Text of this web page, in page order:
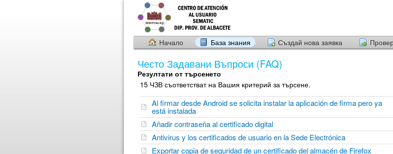
Начало База знания Създай нова заявка
Често Задавани Въпроси (FAQ)
Резултати от търсенето
15 ЧЗВ съответстват на Вашия критерий за търсене.
Al firmar desde Android se solicita instalar la aplicación de firma pero ya
está instalada
Añadir contraseña al certificado digital
Antivirus y los certificados de usuario en la Sede Electrónica
Exportar copia de seguridad de un certificado del almacén de Firefox